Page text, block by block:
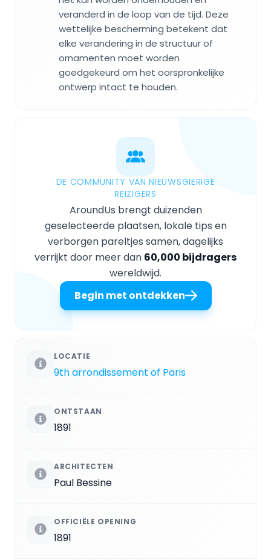
veranderd in de loop van de tijd. Deze
wettelijke bescherming betekent dat
elke verandering in de structuur of
ornamenten moet worden
goedgekeurd om het oorspronkelijke
ontwerp intact te houden.
DE COMMUNITY VAN NIEUWSGIERIGE
REIZIGERS
AroundUs brengt duizenden
geselecteerde plaatsen, lokale tips en
verborgen pareltjes samen, dagelijks
verrijkt door meer dan 60,000 bijdragers
wereldwijd.
Begin met ontdekken
LOCATIE
9th arrondissement of Paris
ONTSTAAN
1891
ARCHITECTEN
Paul Bessine
OFFICIËLE OPENING
1891